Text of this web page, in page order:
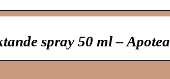
spray 50 ml – Apotea